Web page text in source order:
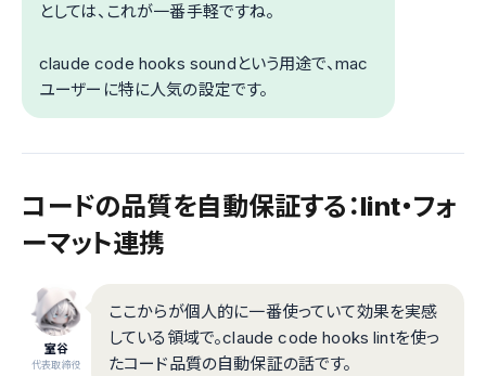
としては、これが一番手軽ですね。
claude code hooks soundという用途で、mac
ユーザーに特に人気の設定です。
コードの品質を自動保証する：lint・フォ
ーマット連携
室谷
代表取締役
ここからが個人的に一番使っていて効果を実感
している領域で。claude code hooks lintを使っ
たコード品質の自動保証の話です。